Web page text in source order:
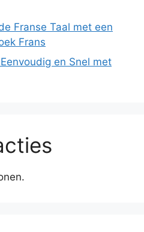
Franse Taal met een
Frans
en Snel met